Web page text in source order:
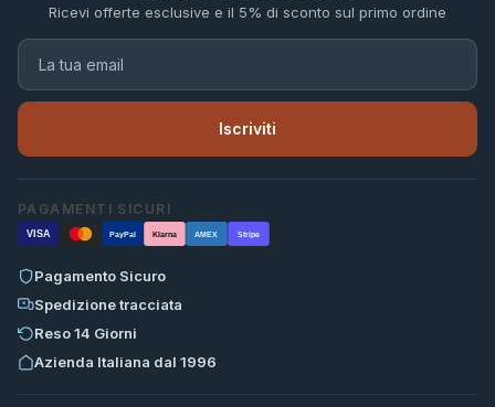
Ricevi offerte esclusive e il 5% di sconto sul primo ordine
Iscriviti
PAGAMENTI SICURI
VISA PayPal Klarna AMEX Stripe
Pagamento Sicuro
Spedizione tracciata
Reso 14 Giorni
Azienda Italiana dal 1996